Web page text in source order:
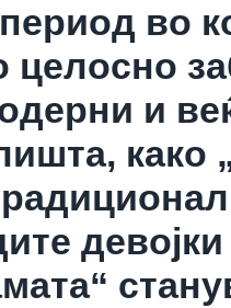
во
целосно
и
како